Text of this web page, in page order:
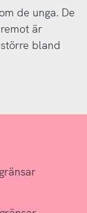
de unga. De
är
bland